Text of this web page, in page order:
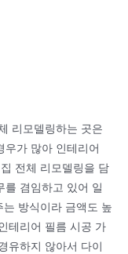
리모델링하는 곳은
우가 많아 인테리어
전체 리모델링을 담
를 겸임하고 있어 일
방식이라 금액도 높
테리어 필름 시공 가
유하지 않아서 다이